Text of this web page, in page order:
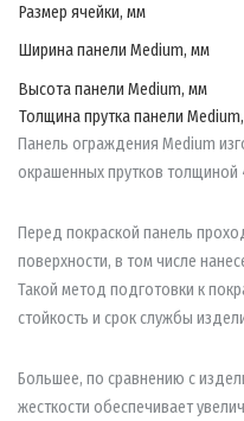
Размер ячейки, мм
Ширина панели Medium, мм
Высота панели Medium, мм
Толщина прутка панели
Панель ограждения Medium
окрашенных прутков толщиной
Перед покраской панель
поверхности, в том числе
Такой метод подготовки к
стойкость и срок службы
Большее, по сравнению с
жесткости обеспечивает